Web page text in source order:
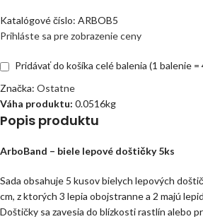
Katalógové číslo: ARBOB5
Prihláste sa pre zobrazenie ceny
Pridávať do košíka celé balenia (1 balenie =
Značka: Ostatne
Váha produktu: 0.0516kg
Popis produktu
ArboBand – biele lepové doštičky 5ks
Sada obsahuje 5 kusov bielych lepových
cm, z ktorých 3 lepia obojstranne a 2 majú
Doštičky sa zavesia do blízkosti rastlín alebo